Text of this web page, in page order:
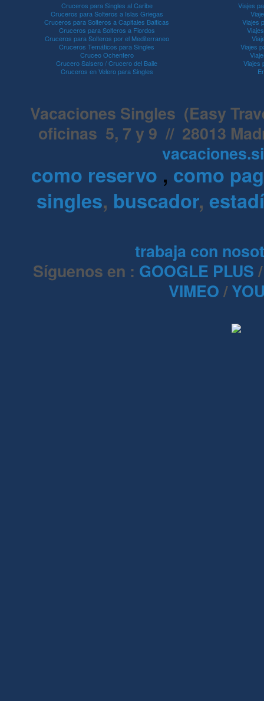
Cruceros para Singles al Caribe
Cruceros para Solteros a Islas Griegas
Cruceros para Solteros a Capitales Balticas
Cruceros para Solteros a Fiordos
Cruceros para Solteros por el Mediterraneo
Cruceros Temáticos para Singles
Cruceo Ochentero
Crucero Salsero / Crucero del Baile
Cruceros en Velero para Singles
Viajes
Viajes
Viajes
Viajes
Vacaciones Singles (Easy
oficinas 5, 7 y 9 // 28013
como reservo , como
singles, buscador,
trabaja con
Síguenos en : GOOGLE PLUS
VIMEO /